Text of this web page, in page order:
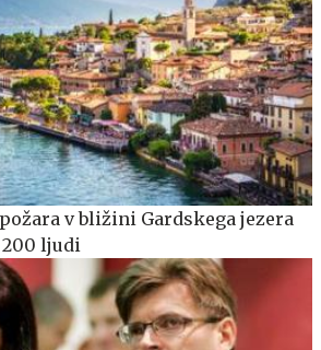
v bližini Gardskega jezera
ljudi